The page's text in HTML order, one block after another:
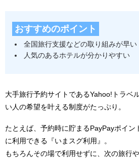
おすすめのポイント
全国旅行支援などの取り組みが早い
人気のあるホテルが分かりやすい
大手旅行予約サイトであるYahoo!トラベ
い人の希望を叶える制度がたっぷり。
たとえば、予約時に貯まるPayPayポイン
に利用できる『いまスグ利用』。
もちろんその場で利用せずに、次の旅行